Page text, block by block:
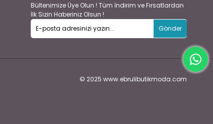
Bültenimize Üye Olun ! Tüm İndirim ve Fırsatlardan
İlk Sizin Haberiniz Olsun !
Gönder
© 2025 www.ebrulibutikmoda.com